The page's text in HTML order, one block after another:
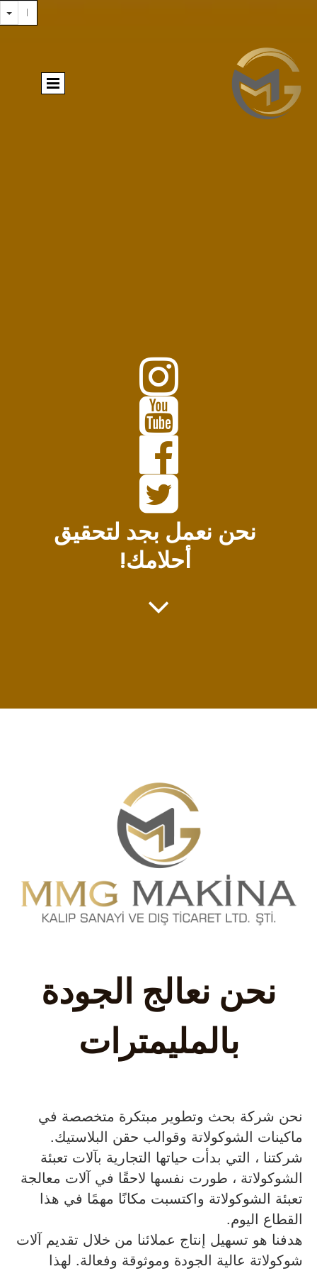




نحن نعمل بجد لتحقيق
أحلامك!

نحن نعالج الجودة
بالمليمترات
نحن شركة بحث وتطوير مبتكرة متخصصة في
ماكينات الشوكولاتة وقوالب حقن البلاستيك.
شركتنا ، التي بدأت حياتها التجارية بآلات تعبئة
الشوكولاتة ، طورت نفسها لاحقًا في آلات معالجة
تعبئة الشوكولاتة واكتسبت مكانًا مهمًا في هذا
القطاع اليوم.
هدفنا هو تسهيل إنتاج عملائنا من خلال تقديم آلات
شوكولاتة عالية الجودة وموثوقة وفعالة. لهذا